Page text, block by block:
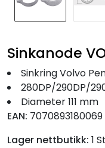
Sinkanode
Sinkring Volvo
280DP/290DP/
Diameter 111 mm
EAN: 7070893180069
Lager nettbutikk: 1
Fritid/Sikkerhet
Seil
Nyheter